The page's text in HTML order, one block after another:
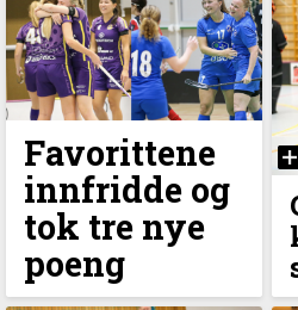
Favorittene
innfridde og
tok tre nye
poeng